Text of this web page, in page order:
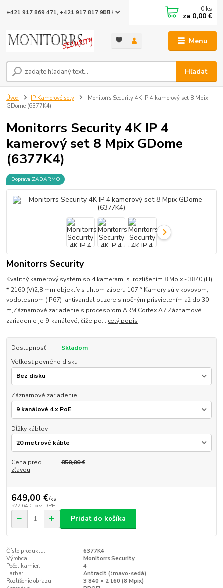
Menu
EUR
Hľadať
+421 917 869 471, +421 917 817 905 0 ks
za 0,00 €
Úvod IP Kamerové sety
Monitorrs Security 4K IP 4 kamerový set 8 Mpix
GDome (6377K4)
Monitorrs Security 4K IP 4
kamerový set 8 Mpix GDome
(6377K4)
Doprava ZADARMO
Monitorrs Security
Kvalitný kamerový systém so 4 kamerami s rozlíšením 8 Mpix - 3840 (H)
* 2160 (V)2,8 mm objektív s uhlom záberu 107 °;Kamery sú v kovovom,
vodotesnom (IP67) antivandal puzdre s nočným prisvietením až do 30
m,Záznamové zariadenie s procesorom ARM Cortex A7 Záznamové
zariadenie je 9-kanálové, čiže po... celý popis
Dostupnosť
Skladom
Veľkosť pevného disku
Záznamové zariadenie
Dĺžky káblov
Cena pred
zľavou
850,00 €
649,00 €/ks
527,64 € bez DPH
Pridať do košíka
Číslo produktu:
6377K4
Výrobca:
Monitorrs Security
Počet kamier:
4
Farba:
Antracit (tmavo-sedá)
Rozlíšenie obrazu:
3 840 × 2 160 (8 Mpix)